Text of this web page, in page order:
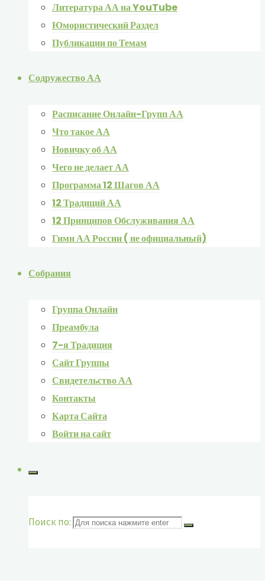
Литература АА на YouTube
Юмористический Раздел
Публикации по Темам
Содружество АА
Расписание Онлайн-Групп АА
Что такое АА
Новичку об АА
Чего не делает АА
Программа 12 Шагов АА
12 Традиций АА
12 Принципов Обслуживания АА
Гимн АА России ( не официальный)
Собрания
Группа Онлайн
Преамбула
7-я Традиция
Сайт Группы
Свидетельство АА
Контакты
Карта Сайта
Войти на сайт
Поиск по: